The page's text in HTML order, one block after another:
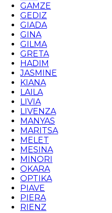
GAMZE
GEDIZ
GIADA
GINA
GILMA
GRETA
HADIM
JASMINE
KIANA
LAILA
LIVIA
LIVENZA
MANYAS
MARITSA
MELET
MESINA
MINORI
OKARA
OPTIKA
PIAVE
PIERA
RIENZ